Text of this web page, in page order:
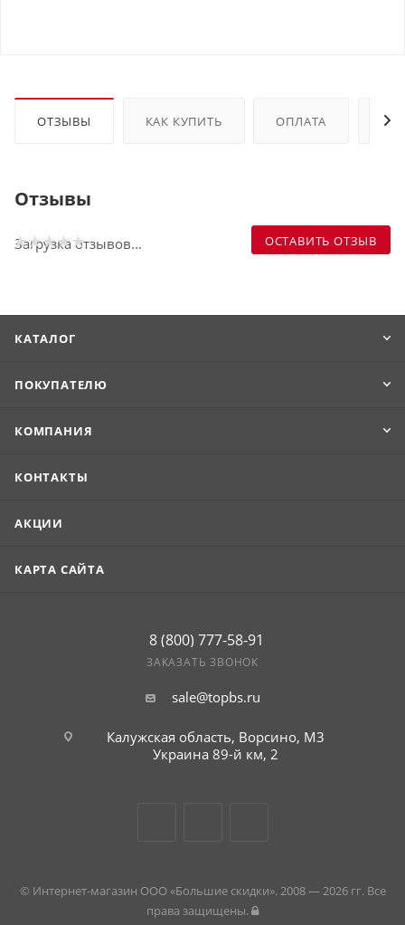
ОТЗЫВЫ КАК КУПИТЬ ОПЛАТА
Отзывы
ОСТАВИТЬ ОТЗЫВ
Загрузка отзывов...
КАТАЛОГ
ПОКУПАТЕЛЮ
КОМПАНИЯ
КОНТАКТЫ
АКЦИИ
КАРТА САЙТА
8 (800) 777-58-91
ЗАКАЗАТЬ ЗВОНОК
sale@topbs.ru
Калужская область, Ворсино, М3
Украина 89-й км, 2
© Интернет-магазин ООО «Большие скидки». 2008 — 2026 гг. Все
права защищены.